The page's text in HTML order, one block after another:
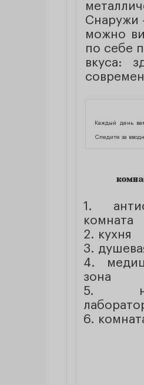
Снаружи
можно
по себе
вкуса:
Каждый день
Следите за
1.
комната
2. кухня
3.
4.
зона
5.
6.